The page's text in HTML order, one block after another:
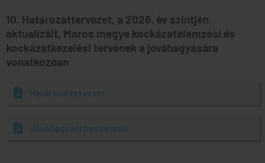
10. Határozattervezet, a 2026. év szintjén
aktualizált, Maros megye kockázatelemzési és
kockázatkezelési tervének a jóváhagyására
vonatkozóan
Határozattervezet
Jóváhagyási beszámoló